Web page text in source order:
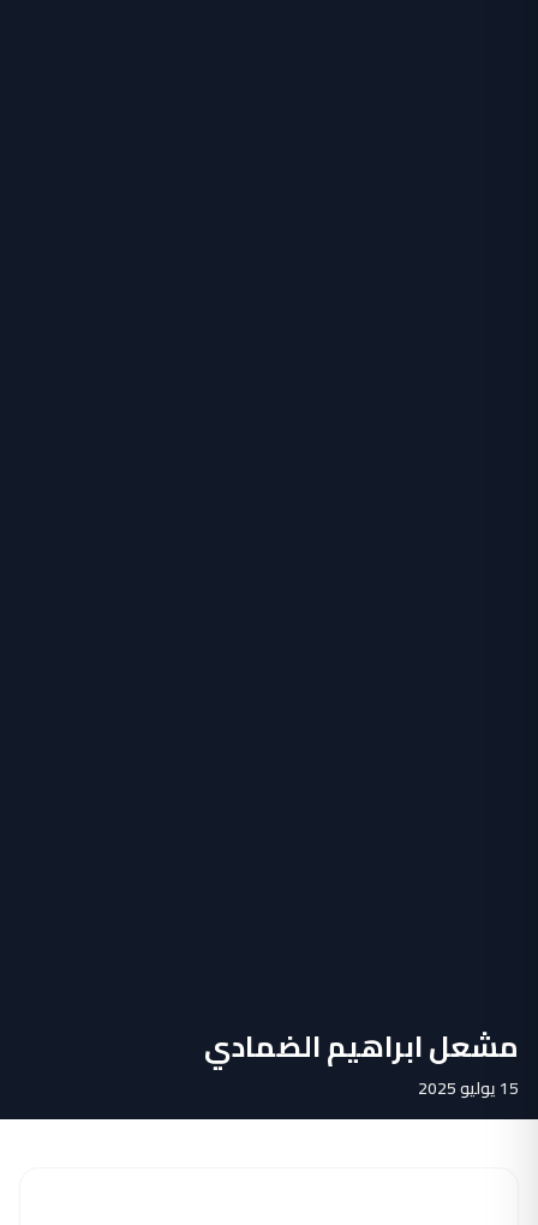
مشعل ابراهيم الضمادي
15 يوليو 2025